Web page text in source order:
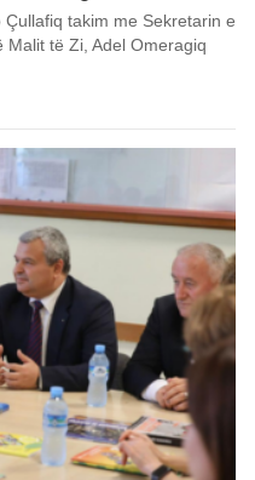
takim me Sekretarin e
Malit të Zi, Adel Omeragiq